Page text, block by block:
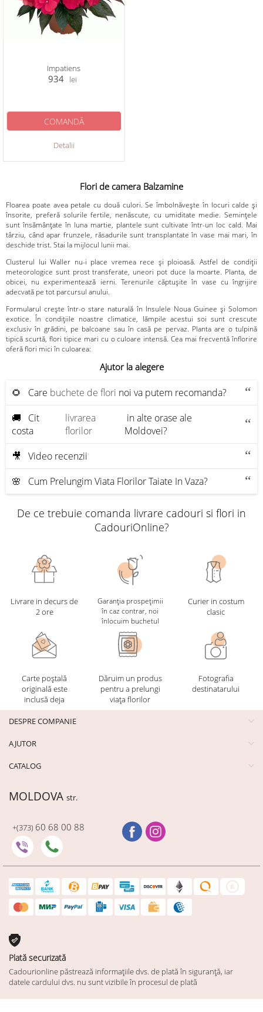
Impatiens
934 lei
Detalii
COMANDĂ
Flori de camera Balzamine
Floarea poate avea petale cu două culori. Se îmbolnăvește în locuri calde și
însorite, preferă solurile fertile, nenăscute, cu umiditate medie. Semințele
sunt însămânțate în luna martie, plantele sunt cultivate într-un loc cald. Mai
târziu, când apar frunzele, răsadurile sunt transplantate în vase mai mari, în
deschide trist. Stai la mijlocul lunii mai.
Clusterul lui Waller nu-i place vremea rece și ploioasă. Astfel de condiții
meteorologice sunt prost transferate, uneori pot duce la moarte. Planta, de
obicei, nu experimentează ierni. Terenurile căptușite în vase cu îngrijire
adecvată pe tot parcursul anului.
Formularul crește într-o stare naturală în Insulele Noua Guinee și Solomon
exotice. În condițiile noastre climatice, lămpile acestui soi sunt crescute
exclusiv în grădini, pe balcoane sau în casă pe pervaz. Planta are o tulpină
tipică scurtă, flori tipice mari cu o culoare intensă. Cea mai frecventă înflorire
oferă flori mici în culoarea:
Ajutor la alegere
🌻 Care buchete de flori noi va putem recomanda?
🚚 Cit
costa
livrarea
florilor
in alte orase ale
Moldovei?
🎥 Video recenzii
🌸 Cum Prelungim Viata Florilor Taiate In Vaza?
De ce trebuie comanda livrare cadouri si flori in
CadouriOnline?
Livrare in decurs de
2 ore
Garanția prospețimii
în caz contrar, noi
înlocuim buchetul
Curier in costum
clasic
Carte poștală
originală este
inclusă deja
Dăruim un produs
pentru a prelungi
viața florilor
Fotografia
destinatarului
DESPRE COMPANIE
AJUTOR
CATALOG
MOLDOVA str.
+(373) 60 68 00 88
Plată securizată
Cadourionline păstrează informațiile dvs. de plată în siguranță, iar
datele cardului dvs. nu sunt vizibile în procesul de plată